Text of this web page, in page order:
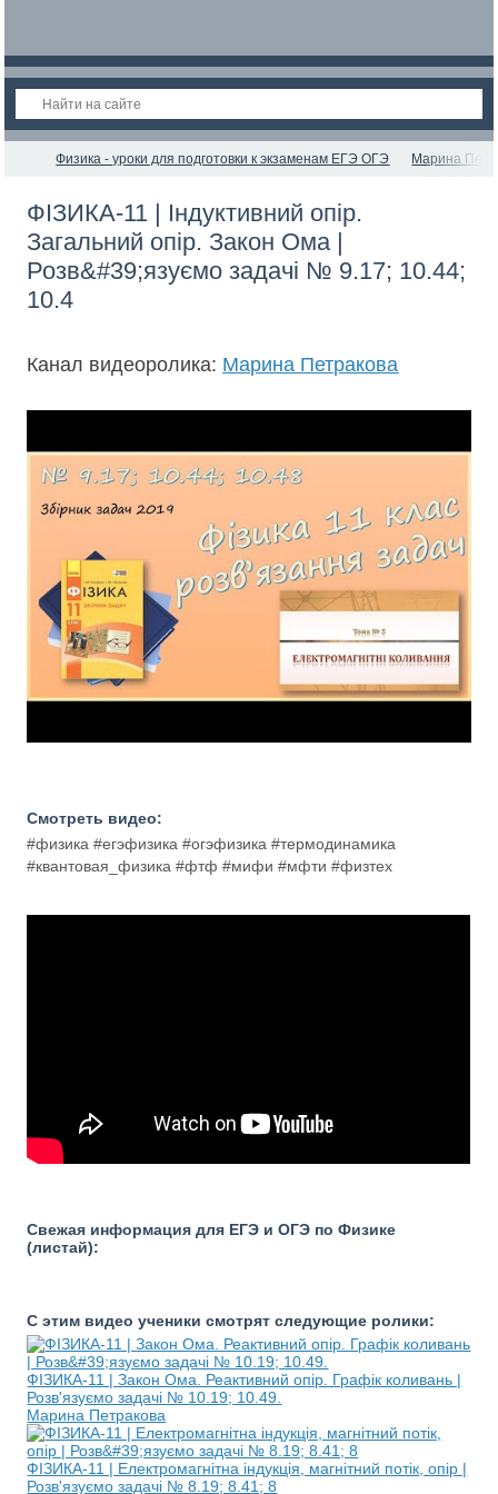
Физика - уроки для подготовки к экзаменам ЕГЭ ОГЭ Марина
ФІЗИКА-11 | Індуктивний опір.
Загальний опір. Закон Ома |
Розв&#39;язуємо задачі № 9.17; 10.44;
10.4
Канал видеоролика: Марина Петракова
Смотреть видео:
#физика #егэфизика #огэфизика #термодинамика
#квантовая_физика #фтф #мифи #мфти #физтех
Свежая информация для ЕГЭ и ОГЭ по Физике
(листай):
С этим видео ученики смотрят следующие ролики:
ФІЗИКА-11 | Закон Ома. Реактивний опір. Графік коливань |
Розв'язуємо задачі № 10.19; 10.49.
Марина Петракова
ФІЗИКА-11 | Електромагнітна індукція, магнітний потік, опір |
Розв'язуємо задачі № 8.19; 8.41; 8